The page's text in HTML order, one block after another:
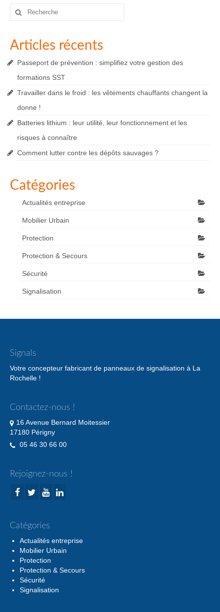
Rechercher
Articles récents
Passeport de prévention : simplifiez votre gestion des
formations SST
Travailler dans le froid : les vêtements chauffants changent la
donne !
Batteries lithium : leur utilité, leur fonctionnement et les
risques à connaître
Comment lutter contre les dépôts sauvages ?
Catégories
Actualités entreprise
Mobilier Urbain
Protection
Protection & Secours
Sécurité
Signalisation
Signals
Votre concepteur fabricant de panneaux de signalisation à La
Rochelle !
Contactez-nous !
16 Avenue Bernard Moitessier
17180 Périgny
05 46 30 66 00
Rejoignez-nous !
Catégories
Actualités entreprise
Mobilier Urbain
Protection
Protection & Secours
Sécurité
Signalisation